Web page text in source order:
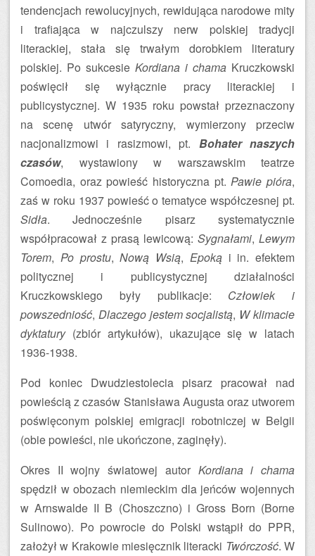
tendencjach rewolucyjnych, rewidująca narodowe mity
i trafiająca w najczulszy nerw polskiej tradycji
literackiej, stała się trwałym dorobkiem literatury
polskiej. Po sukcesie Kordiana i chama Kruczkowski
poświęcił się wyłącznie pracy literackiej i
publicystycznej. W 1935 roku powstał przeznaczony
na scenę utwór satyryczny, wymierzony przeciw
nacjonalizmowi i rasizmowi, pt. Bohater naszych
czasów, wystawiony w warszawskim teatrze
Comoedia, oraz powieść historyczna pt.Pawie pióra,
zaś w roku 1937 powieść o tematyce współczesnej pt.
Sidła. Jednocześnie pisarz systematycznie
współpracował z prasą lewicową: Sygnałami, Lewym
Torem, Po prostu,Nową Wsią, Epokąi in. efektem
politycznej i publicystycznej działalności
Kruczkowskiego były publikacje: Człowiek i
powszedniość, Dlaczego jestem socjalistą, W klimacie
dyktatury(zbiór artykułów), ukazujące się w latach
1936-1938.
Pod koniec Dwudziestolecia pisarz pracował nad
powieścią z czasów Stanisława Augusta oraz utworem
poświęconym polskiej emigracji robotniczej w Belgii
(obie powieści, nie ukończone, zaginęły).
Okres II wojny światowej autor Kordiana i chama
spędził w obozach niemieckim dla jeńców wojennych
w Arnswalde II B (Choszczno) i Gross Born (Borne
Sulinowo). Po powrocie do Polski wstąpił do PPR,
założył w Krakowie miesięcznik literacki Twórczość. W